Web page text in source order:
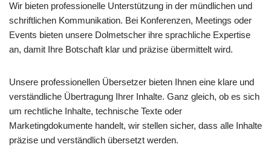
Wir bieten professionelle Unterstützung in der mündlichen und
schriftlichen Kommunikation. Bei Konferenzen, Meetings oder
Events bieten unsere Dolmetscher ihre sprachliche Expertise
an, damit Ihre Botschaft klar und präzise übermittelt wird.
Unsere professionellen Übersetzer bieten Ihnen eine klare und
verständliche Übertragung Ihrer Inhalte. Ganz gleich, ob es sich
um rechtliche Inhalte, technische Texte oder
Marketingdokumente handelt, wir stellen sicher, dass alle Inhalte
präzise und verständlich übersetzt werden.